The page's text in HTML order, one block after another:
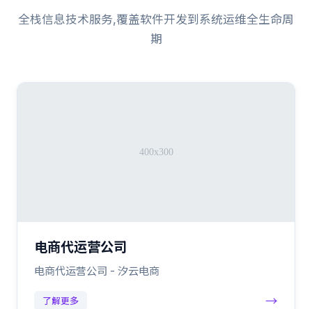
全栈信息技术服务,覆盖软件开发到系统运维全生命周
期
电商代运营公司
电商代运营公司 - 汐云电商
了解更多 →